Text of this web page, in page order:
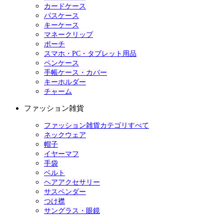
カードケース
パスケース
キーケース
マネークリップ
ポーチ
スマホ・PC・タブレット用品
ペンケース
手帳ケース・カバー
キーホルダー
チャーム
ファッション雑貨
ファッション雑貨カテゴリすべて
ネックウェア
帽子
イヤーマフ
手袋
ベルト
ヘアアクセサリー
サスペンダー
つけ襟
サングラス・眼鏡